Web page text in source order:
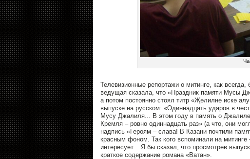
Телевизионные репортажи о митинге, как
ведущая сказала, что «Праздник памяти Мусы
а потом постоянно стоял титр «Җәлилне искә
выпуске на русском: «Одиннадцать ударов в
Мусу Джалиля... В этом году в память о
Кремля – ровно одиннадцать раз» (а что, они
надпись «Героям – слава! В Казани почтили
красным фоном. Так кого вспоминали на
интересует... Я бы сказал, что просмотрев
краткое содержание романа «Ватан».